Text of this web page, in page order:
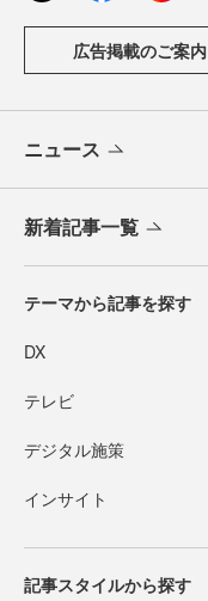
広告掲載のご案内
ニュース
新着記事一覧
テーマから記事を探す
DX
テレビ
デジタル施策
インサイト
記事スタイルから探す